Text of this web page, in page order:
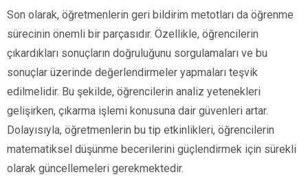
Son olarak, öğretmenlerin geri bildirim metotları da öğrenme
sürecinin önemli bir parçasıdır. Özellikle, öğrencilerin
çıkardıkları sonuçların doğruluğunu sorgulamaları ve bu
sonuçlar üzerinde değerlendirmeler yapmaları teşvik
edilmelidir. Bu şekilde, öğrencilerin analiz yetenekleri
gelişirken, çıkarma işlemi konusuna dair güvenleri artar.
Dolayısıyla, öğretmenlerin bu tip etkinlikleri, öğrencilerin
matematiksel düşünme becerilerini güçlendirmek için sürekli
olarak güncellemeleri gerekmektedir.